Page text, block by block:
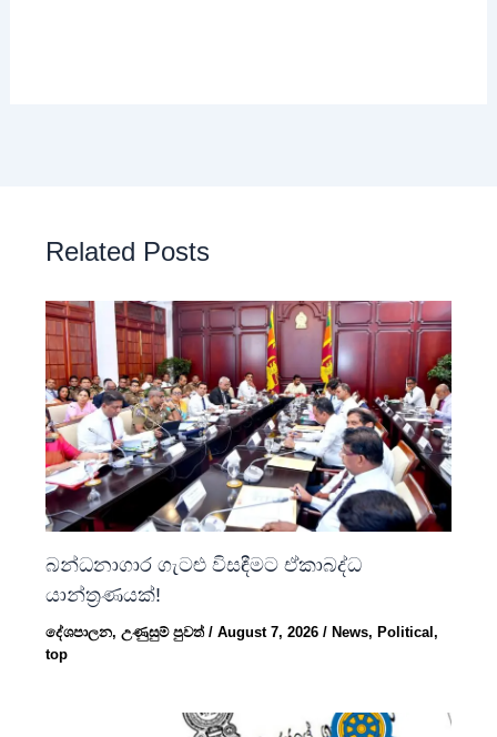
Related Posts
බන්ධනාගාර ගැටළු විසඳීමට ඒකාබද්ධ
යාන්ත්‍රණයක්!
දේශපාලන,උණුසුම් පුවත්/August 7, 2026/ News, Political,
top